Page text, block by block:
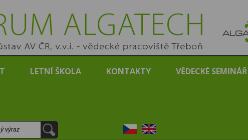
AV ČR, v.v.i. - vědecké pracoviště Třeboň
LETNÍ ŠKOLA KONTAKTY VĚDECKÉ
ČeskyEnglish